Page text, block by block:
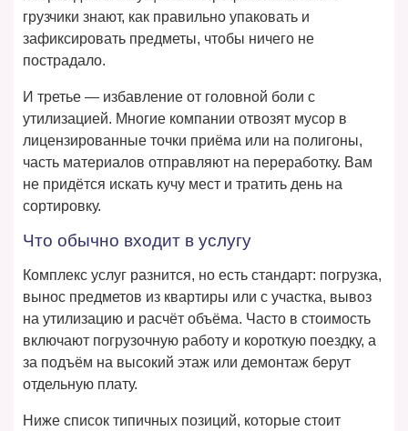
грузчики знают, как правильно упаковать и
зафиксировать предметы, чтобы ничего не
пострадало.
И третье — избавление от головной боли с
утилизацией. Многие компании отвозят мусор в
лицензированные точки приёма или на полигоны,
часть материалов отправляют на переработку. Вам
не придётся искать кучу мест и тратить день на
сортировку.
Что обычно входит в услугу
Комплекс услуг разнится, но есть стандарт: погрузка,
вынос предметов из квартиры или с участка, вывоз
на утилизацию и расчёт объёма. Часто в стоимость
включают погрузочную работу и короткую поездку, а
за подъём на высокий этаж или демонтаж берут
отдельную плату.
Ниже список типичных позиций, которые стоит